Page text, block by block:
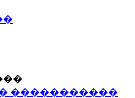
�����������